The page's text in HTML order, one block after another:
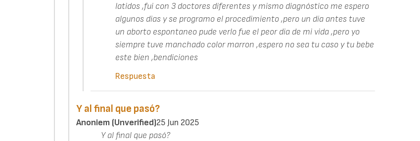
latidos ,fui con 3 doctores diferentes y mismo diagnóstico me espero
algunos dias y se programo el procedimiento ,pero un día antes tuve
un aborto espontaneo pude verlo fue el peor dia de mi vida ,pero yo
siempre tuve manchado color marron ,espero no sea tu caso y tu bebe
este bien ,bendiciones
Respuesta
Y al final que pasó?
Anoniem (unverified)25 Jun 2025
Y al final que pasó?